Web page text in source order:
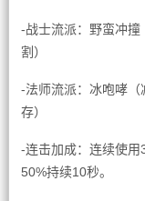
-战士流派：野蛮冲
割）
-法师流派：冰咆哮（
存）
-连击加成：连续使
50%持续10秒。